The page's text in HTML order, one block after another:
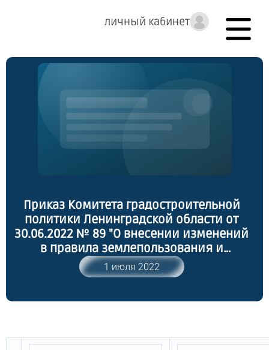
личный кабинет
Приказ Комитета градостроительной
политики Ленинградской области от
30.06.2022 № 89 "О внесении изменений
в правила землепользования и
застройки муниципального
образования Веревское сельское
района Ленинградской области"
1 июля 2022